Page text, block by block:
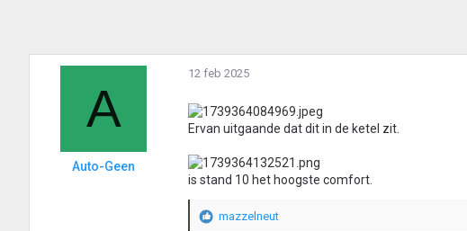
e
:
A
Auto-Geen
12 feb 2025
Ervan uitgaande dat dit in de ketel zit.
is stand 10 het hoogste comfort.
W
mazzelneut